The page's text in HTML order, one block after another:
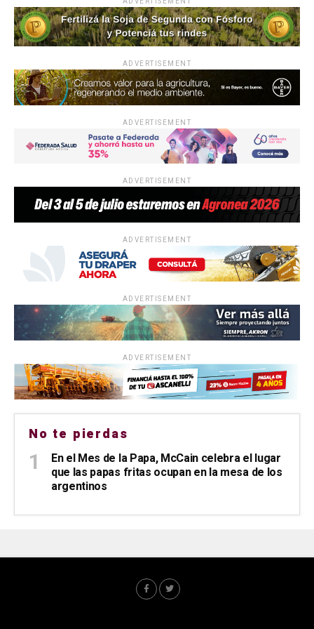
ADVERTISEMENT
ADVERTISEMENT
ADVERTISEMENT
ADVERTISEMENT
ADVERTISEMENT
ADVERTISEMENT
No te pierdas
En el Mes de la Papa, McCain celebra el lugar
que las papas fritas ocupan en la mesa de los
argentinos